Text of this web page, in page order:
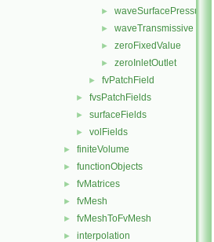
► waveSurfacePressure
► waveTransmissive
► zeroFixedValue
► zeroInletOutlet
► fvPatchField
► fvsPatchFields
► surfaceFields
► volFields
► finiteVolume
► functionObjects
► fvMatrices
► fvMesh
► fvMeshToFvMesh
► interpolation